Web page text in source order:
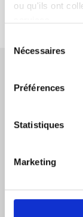
ou qu'ils ont
Nécessaires
Préférences
Statistiques
Marketing
CONTACTEZ-
Saisie Des